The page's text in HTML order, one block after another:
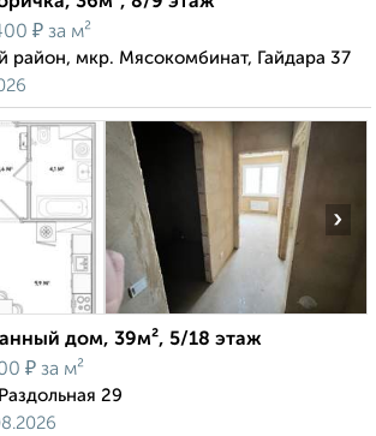
₽ за м²
район, мкр. Мясокомбинат, Гайдара 37
›
дом, 39м², 5/18 этаж
₽ за м²
29